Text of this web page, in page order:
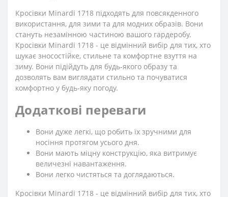
Кросівки Minardi 1718 підходять для повсякденного
використання, для зими та для модних образів. Вони
стануть незамінною частиною вашого гардеробу.
Кросівки Minardi 1718 - це відмінний вибір для тих, хто
шукає зносостійке, стильне та комфортне взуття на
зиму. Вони підійдуть для будь-якого образу та
дозволять вам виглядати стильно та почуватися
комфортно у будь-яку погоду.
Додаткові переваги
Вони дуже легкі, що робить їх зручними для
носіння протягом усього дня.
Вони мають міцну конструкцію, яка витримує
величезні навантаження.
Вони легко чистяться та доглядаються.
Кросівки Minardi 1718 - це відмінний вибір для тих, хто